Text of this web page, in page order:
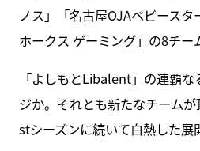
ノス」「名古屋OJAベビース
ホークス ゲーミング」の8チー
「よしもとLibalent」の連覇
ジか。それとも新たなチーム
stシーズンに続いて白熱した展